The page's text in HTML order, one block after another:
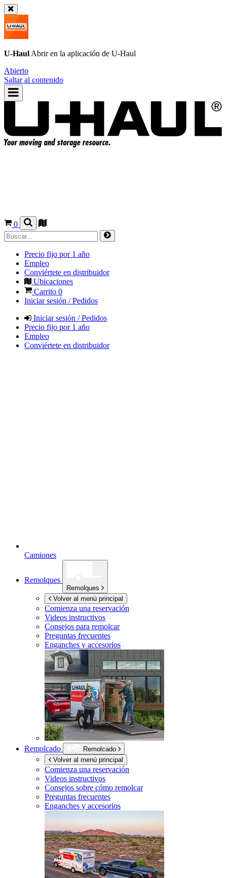
U-Haul Abrir en la aplicación de U-Haul
Abierto
Saltar al contenido
0
Precio fijo por 1 año
Empleo
Conviértete en distribuidor
Ubicaciones
Carrito 0
Iniciar sesión / Pedidos
Iniciar sesión / Pedidos
Precio fijo por 1 año
Empleo
Conviértete en distribuidor
Camiones
Remolques
Remolques
Volver al menú principal
Comienza una reservación
Videos instructivos
Consejos para remolcar
Preguntas frecuentes
Enganches y accesorios
Remolcado
Remolcado
Volver al menú principal
Comienza una reservación
Videos instructivos
Consejos sobre cómo remolcar
Preguntas frecuentes
Enganches y accesorios